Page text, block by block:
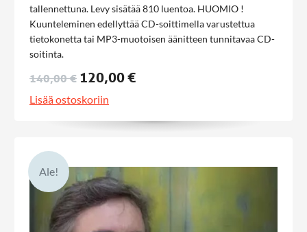
tallennettuna. Levy sisätää 810 luentoa. HUOMIO !
Kuunteleminen edellyttää CD-soittimella varustettua
tietokonetta tai MP3-muotoisen äänitteen tunnitavaa CD-
soitinta.
140,00 € 120,00 €
Lisää ostoskoriin
Ale!